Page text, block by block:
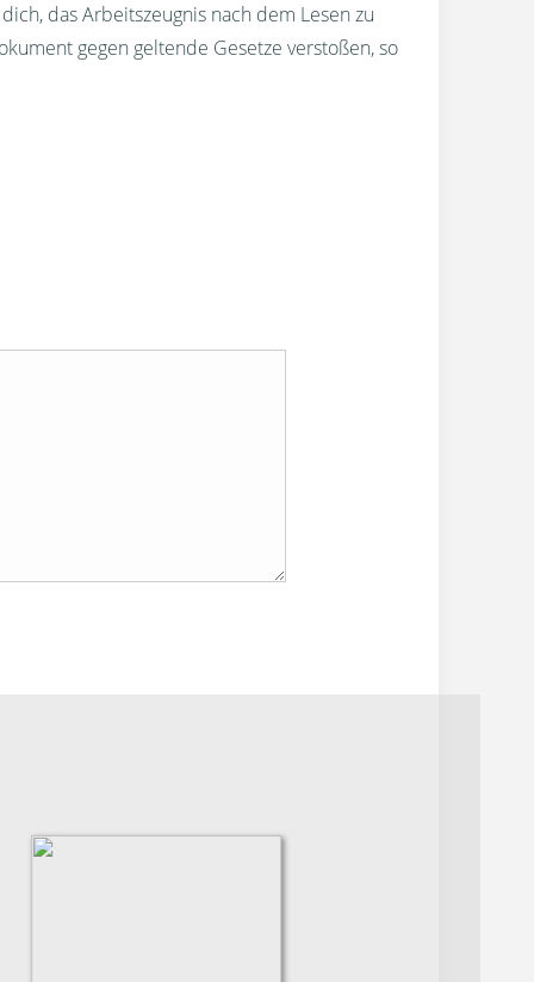
das Arbeitszeugnis nach dem Lesen zu
gegen geltende Gesetze verstoßen, so